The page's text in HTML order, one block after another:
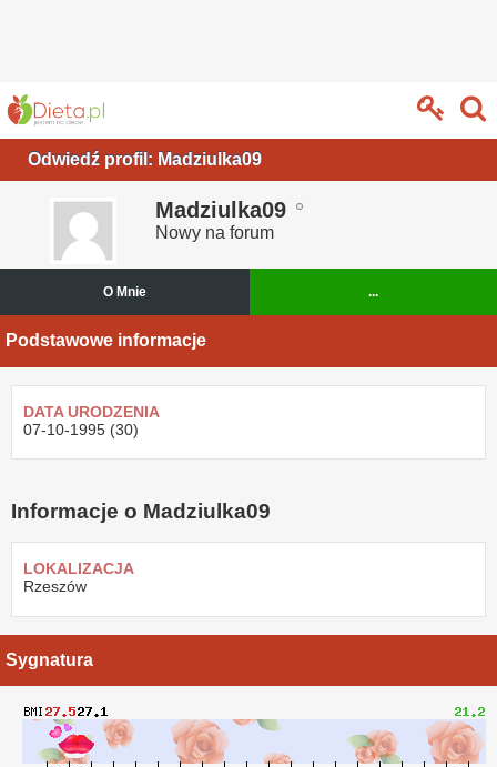
Odwiedź profil: Madziulka09
Madziulka09
Nowy na forum
O Mnie ...
Podstawowe informacje
DATA URODZENIA
07-10-1995 (30)
Informacje o Madziulka09
LOKALIZACJA
Rzeszów
Sygnatura